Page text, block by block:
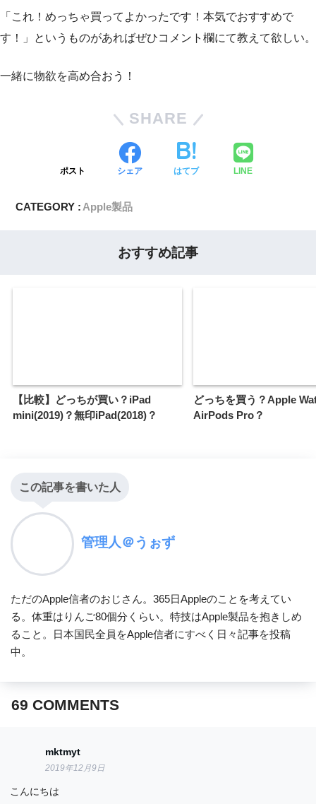
「これ！めっちゃ買ってよかったです！本気でおすすめで
す！」というものがあればぜひコメント欄にて教えて欲しい。
一緒に物欲を高め合おう！
SHARE
ポスト シェア はてブ LINE
CATEGORY : Apple製品
おすすめ記事
【比較】どっちが買い？iPad
mini(2019)？無印iPad(2018)？
どっちを買う？Apple
AirPods Pro？
この記事を書いた人
管理人＠うぉず
ただのApple信者のおじさん。365日Appleのことを考えてい
る。体重はりんご80個分くらい。特技はApple製品を抱きしめ
ること。日本国民全員をApple信者にすべく日々記事を投稿
中。
69 COMMENTS
mktmyt
2019年12月9日
こんにちは